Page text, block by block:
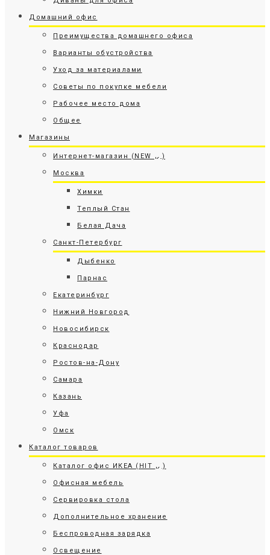
Домашний офис
Преимущества домашнего офиса
Варианты обустройства
Уход за материалами
Советы по покупке мебели
Рабочее место дома
Общее
Магазины
Интернет-магазин (NEW )
Москва
Химки
Теплый Стан
Белая Дача
Санкт-Петербург
Дыбенко
Парнас
Екатеринбург
Нижний Новгород
Новосибирск
Краснодар
Ростов-на-Дону
Самара
Казань
Уфа
Омск
Каталог товаров
Каталог офис ИКЕА (HIT )
Офисная мебель
Сервировка стола
Дополнительное хранение
Беспроводная зарядка
Освещение